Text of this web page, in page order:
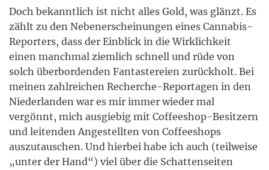
Doch bekanntlich ist nicht alles Gold, was glänzt. Es
zählt zu den Nebenerscheinungen eines Cannabis-
Reporters, dass der Einblick in die Wirklichkeit
einen manchmal ziemlich schnell und rüde von
solch überbordenden Fantastereien zurückholt. Bei
meinen zahlreichen Recherche-Reportagen in den
Niederlanden war es mir immer wieder mal
vergönnt, mich ausgiebig mit Coffeeshop-Besitzern
und leitenden Angestellten von Coffeeshops
auszutauschen. Und hierbei habe ich auch (teilweise
„unter der Hand“) viel über die Schattenseiten